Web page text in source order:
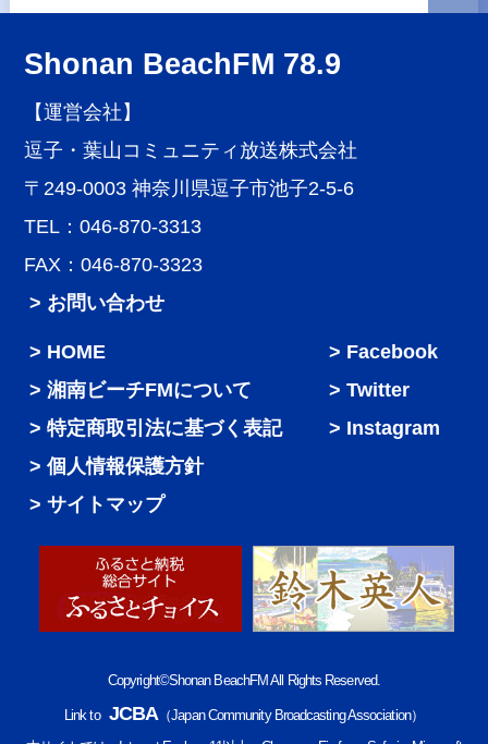
Shonan BeachFM 78.9
【運営会社】
逗子・葉山コミュニティ放送株式会社
〒249-0003 神奈川県逗子市池子2-5-6
TEL：046-870-3313
FAX：046-870-3323
> お問い合わせ
HOME
湘南ビーチFMについて
特定商取引法に基づく表記
個人情報保護方針
サイトマップ
Facebook
Twitter
Instagram
Copyright©Shonan BeachFM All Rights Reserved.
Link to JCBA（Japan Community Broadcasting Association）